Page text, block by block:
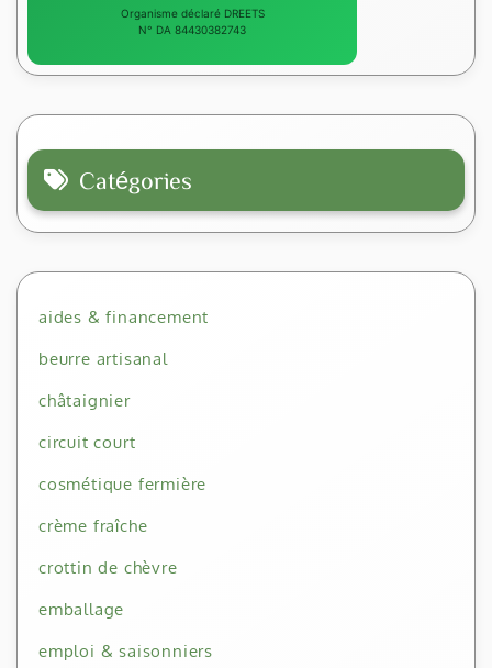
Organisme déclaré DREETS
N° DA 84430382743
Catégories
aides & financement
beurre artisanal
châtaignier
circuit court
cosmétique fermière
crème fraîche
crottin de chèvre
emballage
emploi & saisonniers